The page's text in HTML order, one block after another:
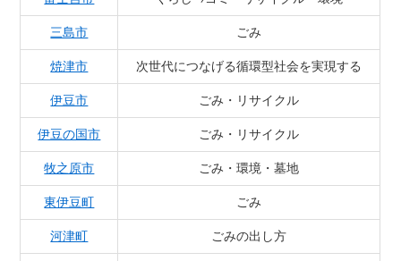
三島市 ごみ
焼津市 次世代につなげる循環型社会を実現する
伊豆市 ごみ・リサイクル
伊豆の国市 ごみ・リサイクル
牧之原市 ごみ・環境・墓地
東伊豆町 ごみ
河津町 ごみの出し方